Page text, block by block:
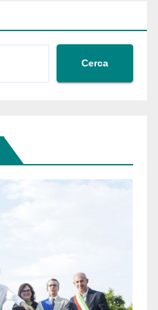
Cerca